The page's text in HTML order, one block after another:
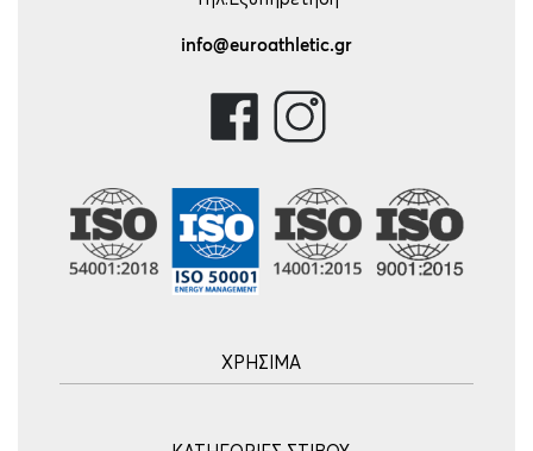
info@euroathletic.gr
ΧΡΗΣΙΜΑ